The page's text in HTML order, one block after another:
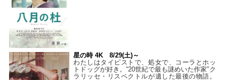
星の時 4K 8/29(土)～
わたしはタイピストで、処⼥で、コーラとホッ
トドッグが好き。“20世紀で最も謎めいた作家”ク
ラリッセ・リスペクトルが遺した最後の物語。